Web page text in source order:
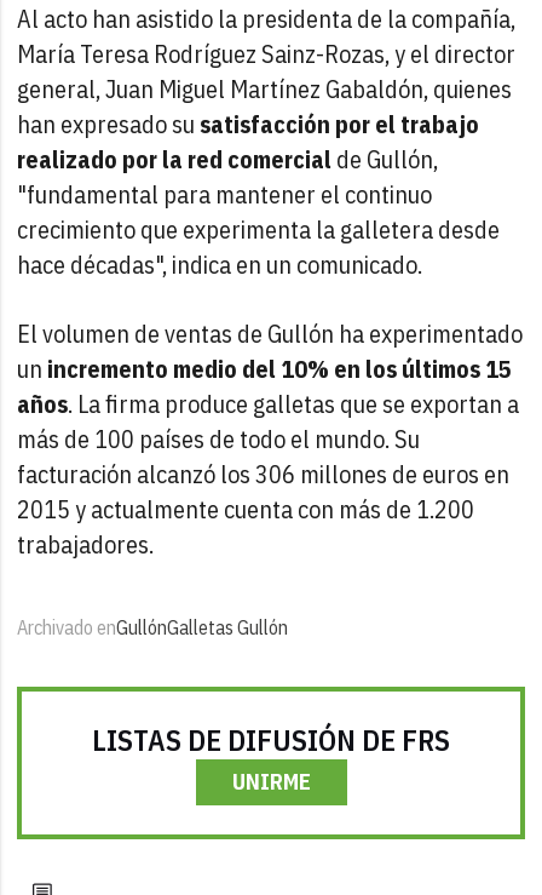
Al acto han asistido la presidenta de la compañía,
María Teresa Rodríguez Sainz-Rozas, y el director
general, Juan Miguel Martínez Gabaldón, quienes
han expresado su satisfacción por el trabajo
realizado por la red comercialde Gullón,
"fundamental para mantener el continuo
crecimiento que experimenta la galletera desde
hace décadas", indica en un comunicado.
El volumen de ventas de Gullón ha experimentado
un incremento medio del 10% en los últimos 15
años. La firma produce galletas que se exportan a
más de 100 países de todo el mundo. Su
facturación alcanzó los 306 millones de euros en
2015 y actualmente cuenta con más de 1.200
trabajadores.
Archivado enGullónGalletas Gullón
LISTAS DE DIFUSIÓN DE FRS
UNIRME